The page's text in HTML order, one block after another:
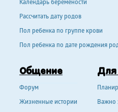
Календарь беремености
Рассчитать дату родов
Пол ребенка по группе крови
Пол ребенка по дате рождения
Общение
Форум
Жизненные истории
Важно